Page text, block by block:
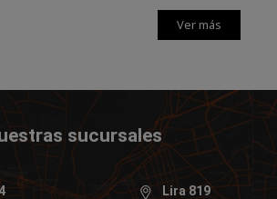
Ver más
sucursales
Lira 819